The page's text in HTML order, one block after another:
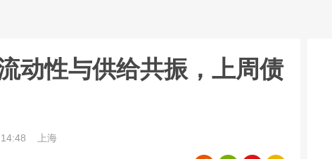
动性与供给共振，上周债
上海